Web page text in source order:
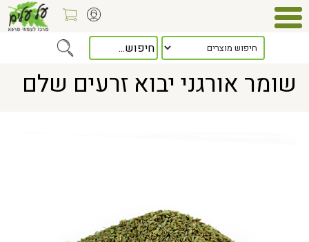
> שומר אורגני יבוא זרעים שלם
שומר אורגני יבוא זרעים שלם